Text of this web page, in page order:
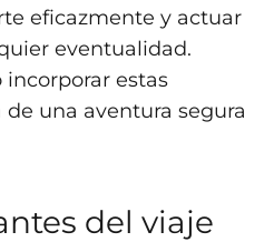
eficazmente y actuar
eventualidad.
estas
una aventura segura
del viaje